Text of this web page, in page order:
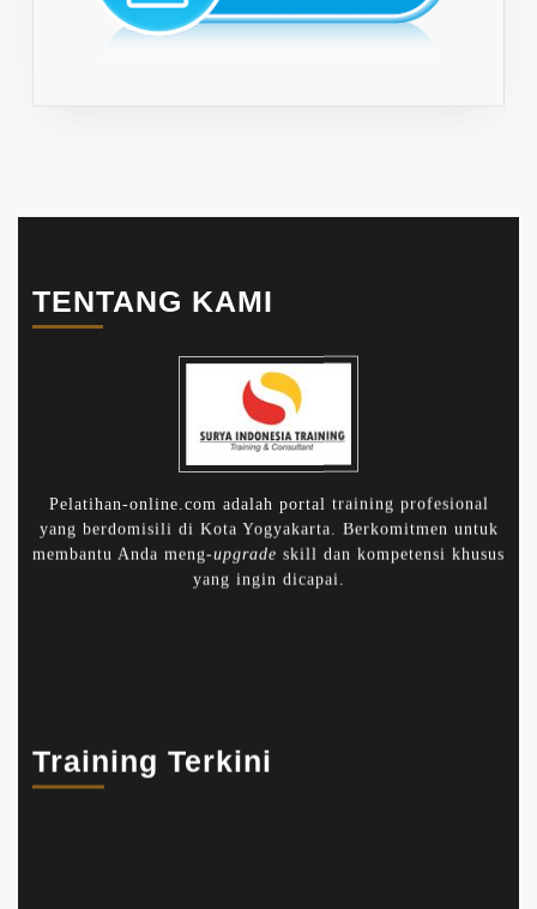
TENTANG KAMI
Pelatihan-online.com adalah portal training profesional
yang berdomisili di Kota Yogyakarta. Berkomitmen untuk
membantu Anda meng-upgrade skill dan kompetensi khusus
yang ingin dicapai.
Training Terkini